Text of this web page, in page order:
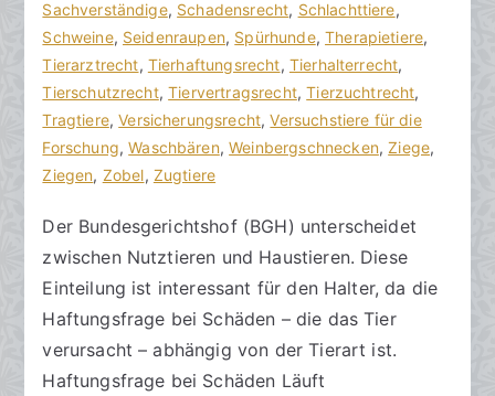
t
e
h
t
a
m
2
9
.
o
v
e
m
Sachverständige, Schadensrecht, Schlachttiere,
Schweine, Seidenraupen, Spürhunde,Therapietiere,
Tierarztrecht, Tierhaftungsrecht, Tierhalterrecht,
Tierschutzrecht,Tiervertragsrecht,Tierzuchtrecht,
Tragtiere,Versicherungsrecht,Versuchstiere für die
Forschung,Waschbären,Weinbergschnecken,Ziege,
Ziegen, Zobel, Zugtiere
Der Bundesgerichtshof (BGH) unterscheidet
zwischen Nutztieren und Haustieren. Diese
Einteilung ist interessant für den Halter, da die
Haftungsfrage bei Schäden – die das Tier
verursacht – abhängig von der Tierart ist.
Haftungsfrage bei Schäden Läuft